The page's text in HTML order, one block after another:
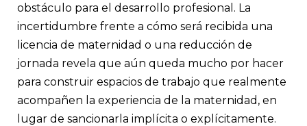
obstáculo para el desarrollo profesional. La
incertidumbre frente a cómo será recibida una
licencia de maternidad o una reducción de
jornada revela que aún queda mucho por hacer
para construir espacios de trabajo que realmente
acompañen la experiencia de la maternidad, en
lugar de sancionarla implícita o explícitamente.